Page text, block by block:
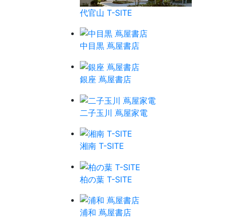
代官山 T-SITE
中目黒 蔦屋書店
銀座 蔦屋書店
二子玉川 蔦屋家電
湘南 T-SITE
柏の葉 T-SITE
浦和 蔦屋書店